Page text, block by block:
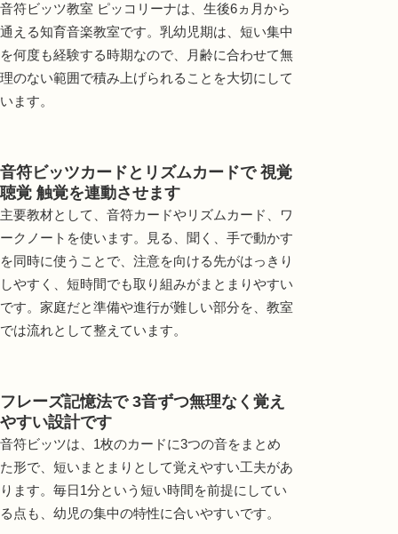
音符ビッツ教室 ピッコリーナは、生後6ヵ月から
通える知育音楽教室です。乳幼児期は、短い集中
を何度も経験する時期なので、月齢に合わせて無
理のない範囲で積み上げられることを大切にして
います。
音符ビッツカードとリズムカードで 視覚
聴覚 触覚を連動させます
主要教材として、音符カードやリズムカード、ワ
ークノートを使います。見る、聞く、手で動かす
を同時に使うことで、注意を向ける先がはっきり
しやすく、短時間でも取り組みがまとまりやすい
です。家庭だと準備や進行が難しい部分を、教室
では流れとして整えています。
フレーズ記憶法で 3音ずつ無理なく覚え
やすい設計です
音符ビッツは、1枚のカードに3つの音をまとめ
た形で、短いまとまりとして覚えやすい工夫があ
ります。毎日1分という短い時間を前提にしてい
る点も、幼児の集中の特性に合いやすいです。